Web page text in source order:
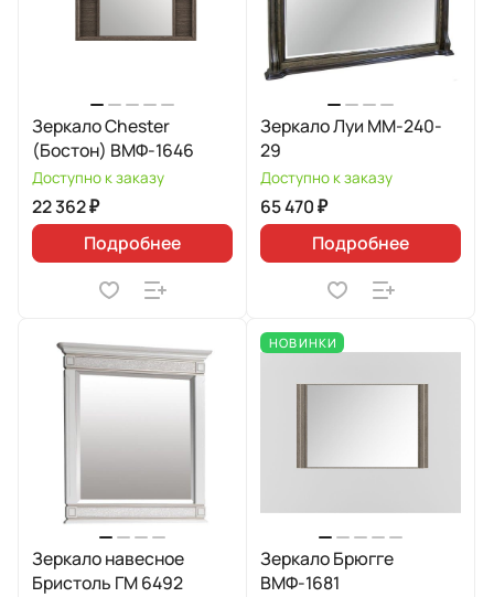
Зеркало Chester
(Бостон) ВМФ-1646
Доступно к заказу
22 362 ₽
Подробнее
Зеркало Луи ММ-240-
29
Доступно к заказу
65 470 ₽
Подробнее
Зеркало навесное
Бристоль ГМ 6492
НОВИНКИ
Зеркало Брюгге
ВМФ-1681